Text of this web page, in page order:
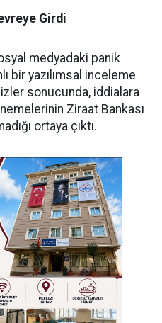
Girdi
medyadaki panik
bir yazılımsal inceleme
sonucunda, iddialara
Ziraat Bankası
ortaya çıktı.